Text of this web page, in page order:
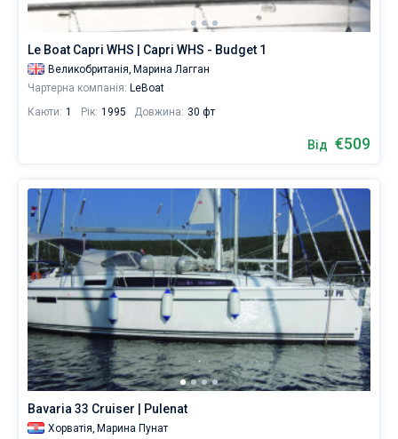
Le Boat Capri WHS | Capri WHS - Budget 1
Великобританія, Марина Лагган
Чартерна компанія: LeBoat
Каюти: 1 Рік: 1995 Довжина: 30 фт
Від €509
Bavaria 33 Cruiser | Pulenat
Хорватія, Марина Пунат